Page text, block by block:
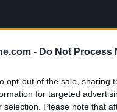
- Do Not Process
opt-out of the sale, sharing
for targeted
selection. Please note that